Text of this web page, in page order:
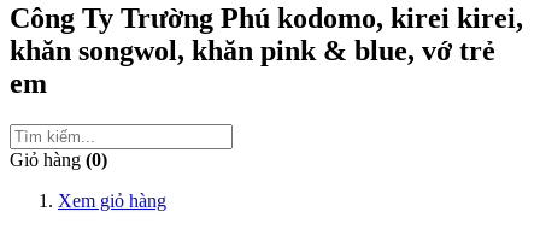
Công Ty Trường Phú kodomo, kirei kirei,
khăn songwol, khăn pink & blue, vớ trẻ
em
Giỏ hàng (0)
Xem giỏ hàng